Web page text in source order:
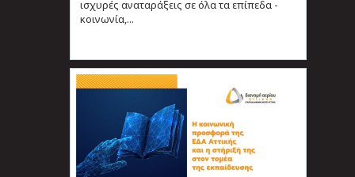
ισχυρές αναταράξεις σε όλα τα επίπεδα -
κοινωνία,...